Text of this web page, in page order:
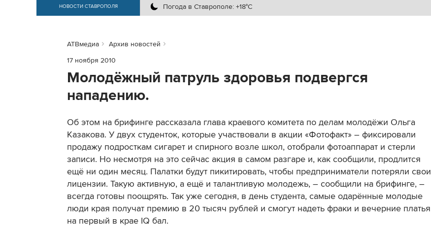
НОВОСТИ СТАВРОПОЛЯ Погода в Ставрополе: +18°C
АТВмедиа
Архив новостей
17 ноября 2010
Молодёжный патруль здоровья подвергся
нападению.
Об этом на брифинге рассказала глава краевого комитета по делам молодёжи Ольга
Казакова. У двух студенток, которые участвовали в акции «Фотофакт» – фиксировали
продажу подросткам сигарет и спирного возле школ, отобрали фотоаппарат и стерли
записи. Но несмотря на это сейчас акция в самом разгаре и, как сообщили, продлится
ещё ни один месяц. Палатки будут пикитировать, чтобы предприниматели потеряли свои
лицензии. Такую активную, а ещё и талантливую молодежь, – сообщили на брифинге, –
всегда готовы поощрять. Так уже сегодня, в день студента, самые одарённые молодые
люди края получат премию в 20 тысяч рублей и смогут надеть фраки и вечерние платья
на первый в крае IQ бал.